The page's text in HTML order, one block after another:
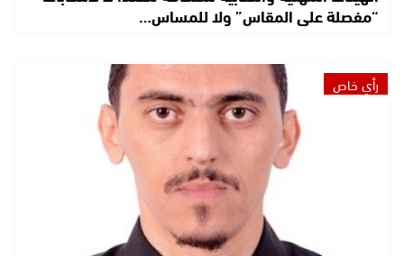
“مفصلة على المقاس” ولا للمساس…
رأي خاص